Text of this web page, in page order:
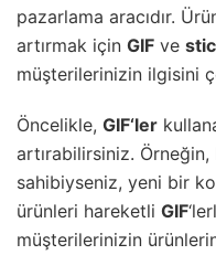
pazarlama aracıdır.
artırmak için GIF ve
müşterilerinizin ilgisini
Öncelikle, GIF‘ler
artırabilirsiniz. Örneğin,
sahibiyseniz, yeni bir
ürünleri hareketli GIF
müşterilerinizin